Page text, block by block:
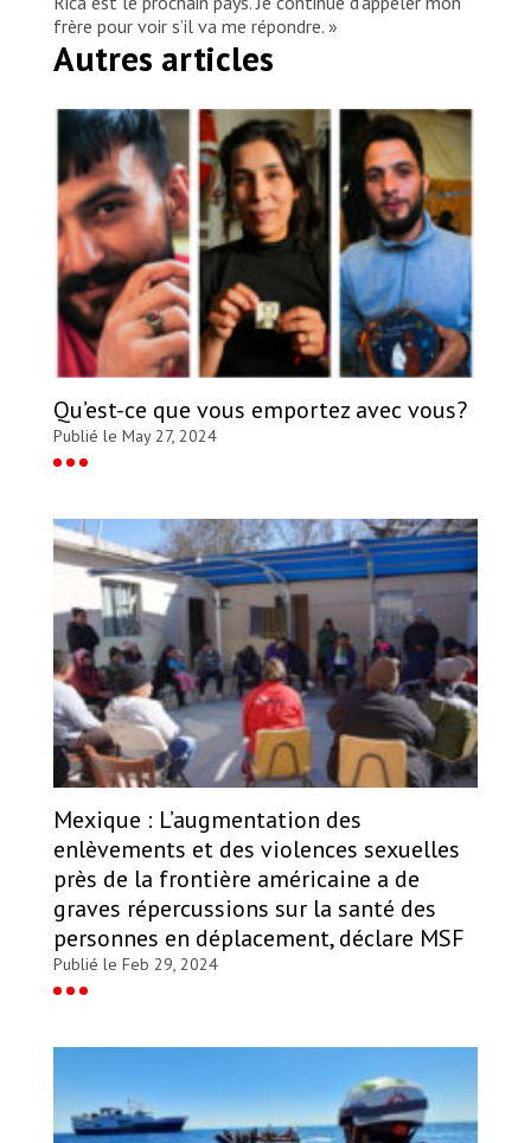
frère pour voir s’il va me répondre. »
Autres articles
Qu’est-ce que vous emportez avec vous?
Publié le May 27, 2024
Mexique : L’augmentation des
enlèvements et des violences sexuelles
près de la frontière américaine a de
graves répercussions sur la santé des
personnes en déplacement, déclare MSF
Publié le Feb 29, 2024